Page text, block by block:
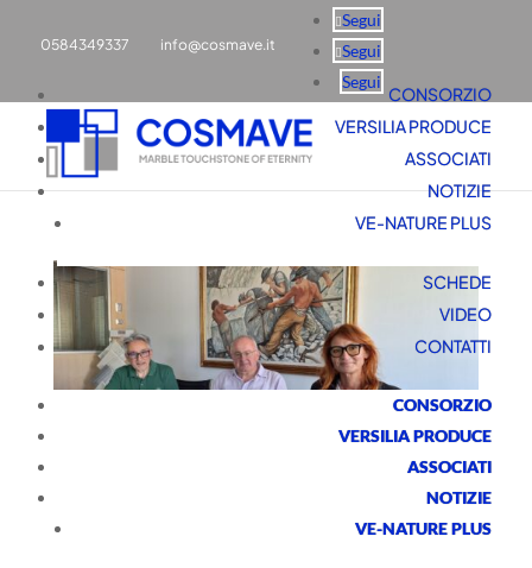
0584349337 info@cosmave.it
Segui
Segui
Segui
CONSORZIO
VERSILIA PRODUCE
ASSOCIATI
NOTIZIE
VE-NATURE PLUS
SCHEDE
VIDEO
CONTATTI
CONSORZIO
VERSILIA PRODUCE
ASSOCIATI
NOTIZIE
VE-NATURE PLUS
DISTRETTO TECNOLOGICO
PIETRE ORNAMENTALI